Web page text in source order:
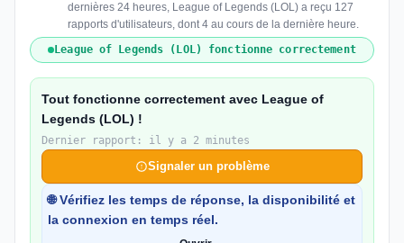
dernières 24 heures, League of Legends (LOL) a reçu 127
rapports d'utilisateurs, dont 4 au cours de la dernière heure.
League of Legends (LOL) fonctionne correctement
Tout fonctionne correctement avec League of
Legends (LOL) !
Dernier rapport: il y a 2 minutes
Signaler un problème
🌐 Vérifiez les temps de réponse, la disponibilité et
la connexion en temps réel.